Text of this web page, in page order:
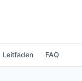
Leitfaden FAQ